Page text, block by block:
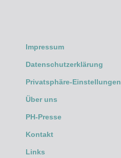
Impressum
Datenschutzerklärung
Privatsphäre-Einstellungen
Über uns
PH-Presse
Kontakt
Links